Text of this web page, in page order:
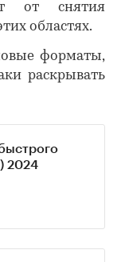
от снятия
областях.
форматы,
раскрывать
2024